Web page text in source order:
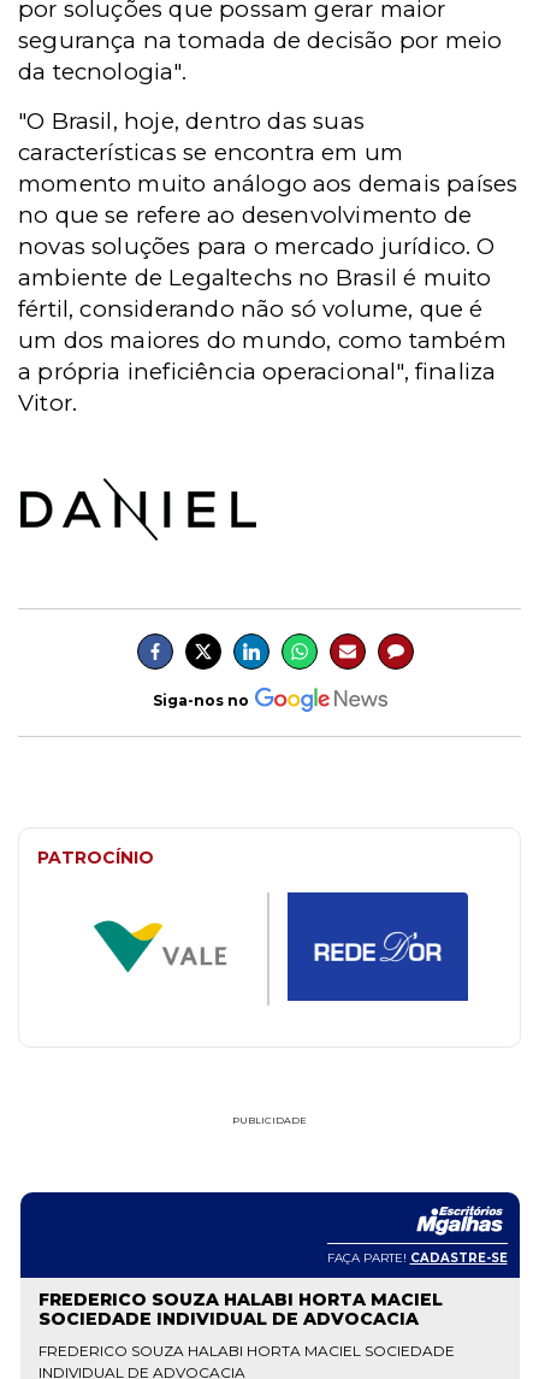
por soluções que possam gerar maior
segurança na tomada de decisão por meio
da tecnologia".
"O Brasil, hoje, dentro das suas
características se encontra em um
momento muito análogo aos demais países
no que se refere ao desenvolvimento de
novas soluções para o mercado jurídico. O
ambiente de Legaltechs no Brasil é muito
fértil, considerando não só volume, que é
um dos maiores do mundo, como também
a própria ineficiência operacional", finaliza
Vitor.
Siga-nos no
PATROCÍNIO
PUBLICIDADE
FAÇA PARTE! CADASTRE-SE
FREDERICO SOUZA HALABI HORTA MACIEL
SOCIEDADE INDIVIDUAL DE ADVOCACIA
FREDERICO SOUZA HALABI HORTA MACIEL SOCIEDADE
INDIVIDUAL DE ADVOCACIA